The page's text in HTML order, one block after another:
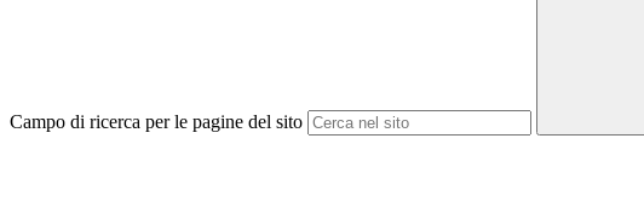
Campo di ricerca per le pagine del sito